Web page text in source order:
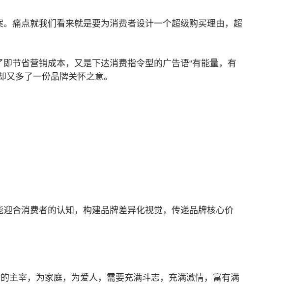
痛点就我们看来就是要为消费者设计一个超级购买理由，超
节省营销成本，又是下达消费指令型的广告语“有能量，有
多了一份品牌关怀之意。
合消费者的认知，构建品牌差异化视觉，传递品牌核心价
主宰，为家庭，为爱人，需要充满斗志，充满激情，富有满